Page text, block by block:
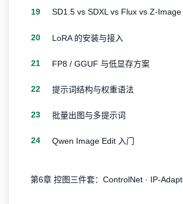
19 SD1.5 vs SDXL vs Flux vs Z-Image
20 LoRA 的安装与接入
21 FP8 / GGUF 与低显存方案
22 提示词结构与权重语法
23 批量出图与多提示词
24 Qwen Image Edit 入门
第6章 控图三件套：ControlNet · IP-